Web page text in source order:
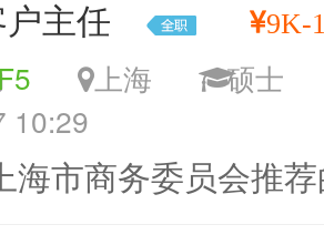
户主任 9K-
上海
硕
10:29
海市商务委员会推